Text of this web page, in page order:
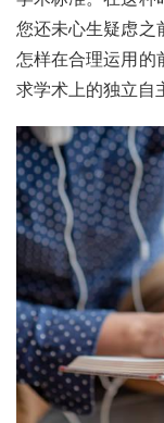
您还未心生疑虑之
怎样在合理运用的
求学术上的独立自